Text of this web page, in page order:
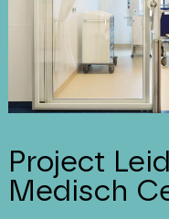
Project
Medisch